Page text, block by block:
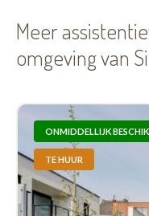
Meer
omgeving van
ONMIDDELLIJK
TE HUUR